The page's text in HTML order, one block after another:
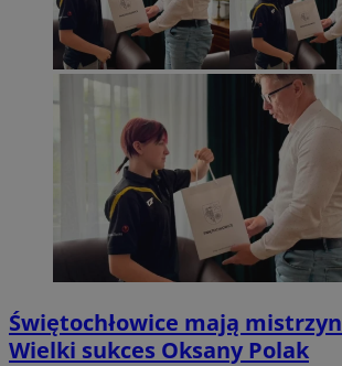
Świętochłowice mają
Wielki sukces Oksany Polak